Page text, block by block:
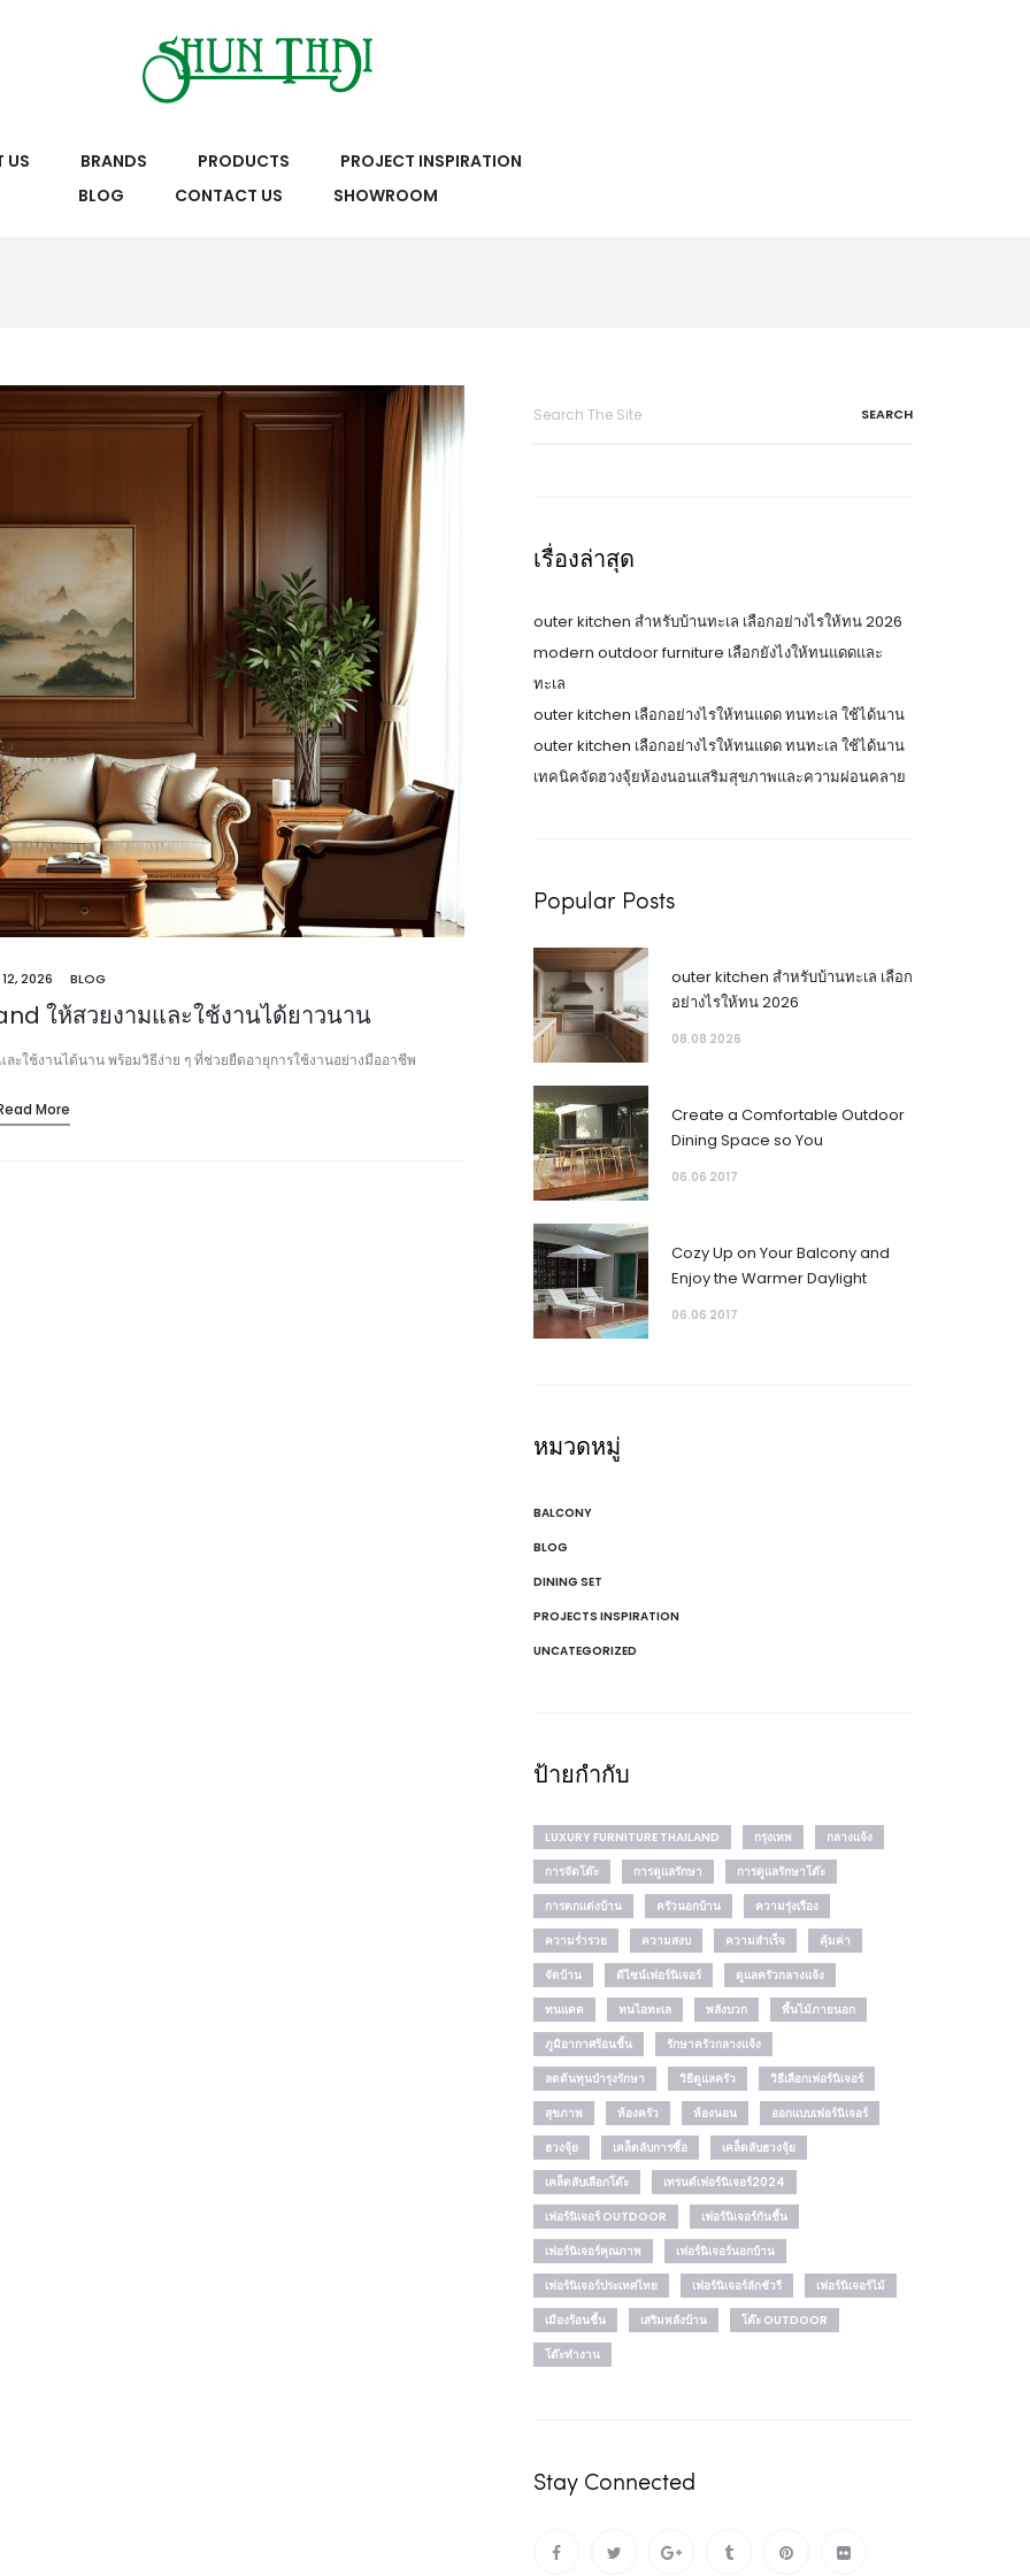
US BRANDS PRODUCTS
PROJECT INSPIRATION
BLOG
CONTACT US SHOWROOM
2026 BLOG
ให้สวยงามและใช้งานได้ยาวนาน
ะใช้งานได้นาน พร้อมวิธีง่าย ๆ ที่ช่วยยืดอายุการใช้งานอย่างมืออาชีพ
More
เรื่องล่าสุด
outer kitchen สำหรับบ้านทะเล เลือกอย่างไรให้ทน 2026
modern outdoor furniture เลือกยังไงให้ทนแดดและ
ทะเล
outer kitchen เลือกอย่างไรให้ทนแดด ทนทะเล ใช้ได้นาน
outer kitchen เลือกอย่างไรให้ทนแดด ทนทะเล ใช้ได้นาน
เทคนิคจัดฮวงจุ้ยห้องนอนเสริมสุขภาพและความผ่อนคลาย
Popular Posts
outer kitchen สำหรับบ้านทะเล เลือก
อย่างไรให้ทน 2026
08.08 2026
Create a Comfortable Outdoor
Dining Space so You
06.06 2017
Cozy Up on Your Balcony and
Enjoy the Warmer Daylight
06.06 2017
หมวดหมู่
BALCONY
BLOG
DINING SET
PROJECTS INSPIRATION
UNCATEGORIZED
ป้ายกำกับ
LUXURY FURNITURE THAILAND กรุงเทพ
กลางแจ้ง
การจัดโต๊ะ
การดูแลรักษา
การดูแลรักษาโต๊ะ
การตกแต่งบ้าน
ครัวนอกบ้าน
ความรุ่งเรือง
ความร่ำรวย
ความสงบ ความสำเร็จ
คุ้มค่า
จัดบ้าน
ดีไซน์เฟอร์นิเจอร์
ดูแลครัวกลางแจ้ง
ทนแดด
ทนไอทะเล พลังบวก
พื้นไม้ภายนอก
ภูมิอากาศร้อนชื้น
รักษาครัวกลางแจ้ง
ลดต้นทุนบำรุงรักษา
วิธีดูแลครัว
วิธีเลือกเฟอร์นิเจอร์
สุขภาพ
ห้องครัว ห้องนอน
ออกแบบเฟอร์นิเจอร์
ฮวงจุ้ย
เคล็ดลับการซื้อ
เคล็ดลับฮวงจุ้ย
เคล็ดลับเลือกโต๊ะ
เทรนด์เฟอร์นิเจอร์2024
เฟอร์นิเจอร์ OUTDOOR
เฟอร์นิเจอร์กันชื้น
เฟอร์นิเจอร์คุณภาพ
เฟอร์นิเจอร์นอกบ้าน
เฟอร์นิเจอร์ประเทศไทย
เฟอร์นิเจอร์ลักชัวรี
เฟอร์นิเจอร์ไม้
เมืองร้อนชื้น
เสริมพลังบ้าน
โต๊ะ OUTDOOR
โต๊ะทำงาน
Stay Connected